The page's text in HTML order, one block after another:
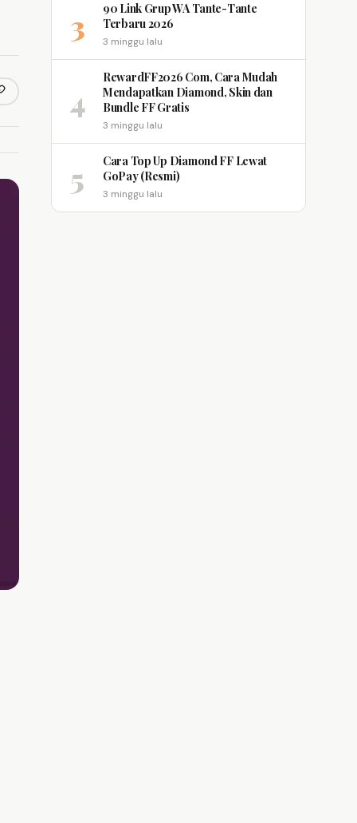
link
3
90 Link Grup WA Tante-Tante
Terbaru 2026
3 minggu lalu
4
RewardFF2026 Com, Cara Mudah
Mendapatkan Diamond, Skin dan
Bundle FF Gratis
3 minggu lalu
5
Cara Top Up Diamond FF Lewat
GoPay (Resmi)
3 minggu lalu